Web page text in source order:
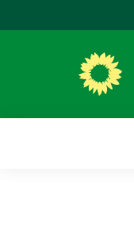
zum